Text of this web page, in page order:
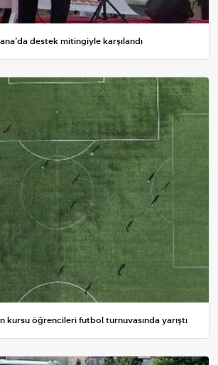
destek mitingiyle karşılandı
kursu öğrencileri futbol turnuvasında yarıştı